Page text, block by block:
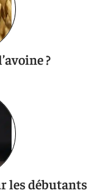
?
les débutants